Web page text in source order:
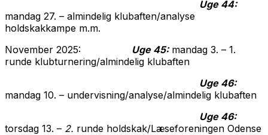
Uge 44:
mandag 27. – almindelig klubaften/analyse
holdskakkampe m.m.
November 2025: Uge 45:mandag 3. – 1.
runde klubturnering/almindelig klubaften
Uge 46:
mandag 10. – undervisning/analyse/almindelig klubaften
Uge 46:
torsdag 13. – 2. runde holdskak/Læseforeningen Odense